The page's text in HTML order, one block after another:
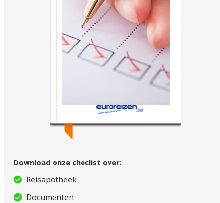
Download onze checlist over:
Reisapotheek
Documenten